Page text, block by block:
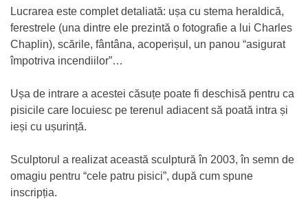
Lucrarea este complet detaliată: ușa cu stema heraldică,
ferestrele (una dintre ele prezintă o fotografie a lui Charles
Chaplin), scările, fântâna, acoperișul, un panou “asigurat
împotriva incendiilor”…
Ușa de intrare a acestei căsuțe poate fi deschisă pentru ca
pisicile care locuiesc pe terenul adiacent să poată intra și
ieși cu ușurință.
Sculptorul a realizat această sculptură în 2003, în semn de
omagiu pentru “cele patru pisici”, după cum spune
inscripția.